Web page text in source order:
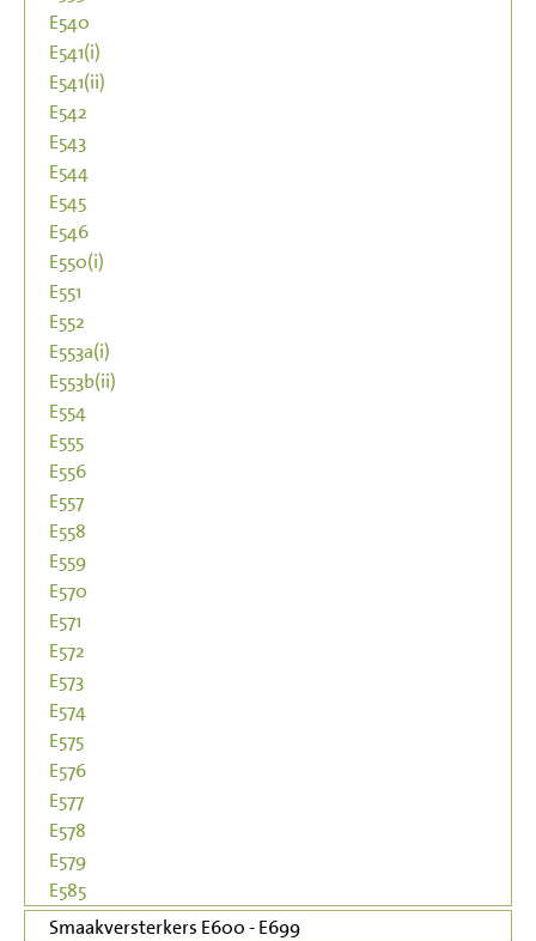
E540
E541(i)
E541(ii)
E542
E543
E544
E545
E546
E550(i)
E551
E552
E553a(i)
E553b(ii)
E554
E555
E556
E557
E558
E559
E570
E571
E572
E573
E574
E575
E576
E577
E578
E579
E585
Smaakversterkers E600 - E699